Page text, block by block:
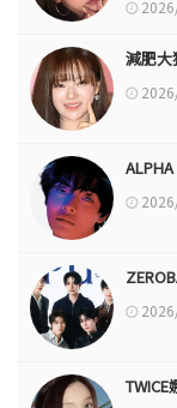
減肥大